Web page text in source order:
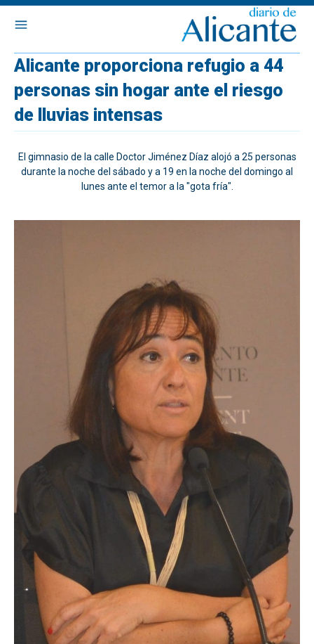
Alicante proporciona refugio a 44
personas sin hogar ante el riesgo
de lluvias intensas
El gimnasio de la calle Doctor Jiménez Díaz alojó a 25 personas
durante la noche del sábado y a 19 en la noche del domingo al
lunes ante el temor a la "gota fría".